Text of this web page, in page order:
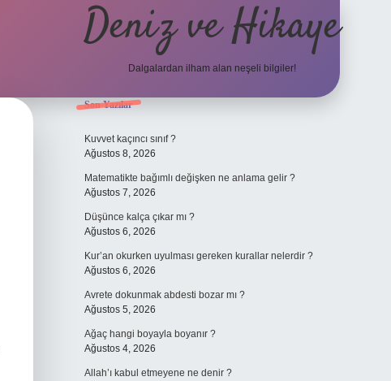
Deniz ve Hikaye
Dalgalardan ilham alan neşeli bilgiler!
Sidebar
Son Yazılar
Kuvvet kaçıncı sınıf ?
Ağustos 8, 2026
Matematikte bağımlı değişken ne anlama gelir ?
Ağustos 7, 2026
Düşünce kalça çıkar mı ?
Ağustos 6, 2026
Kur’an okurken uyulması gereken kurallar nelerdir ?
Ağustos 6, 2026
Avrete dokunmak abdesti bozar mı ?
Ağustos 5, 2026
Ağaç hangi boyayla boyanır ?
Ağustos 4, 2026
Allah’ı kabul etmeyene ne denir ?
ilbet yeni giriş